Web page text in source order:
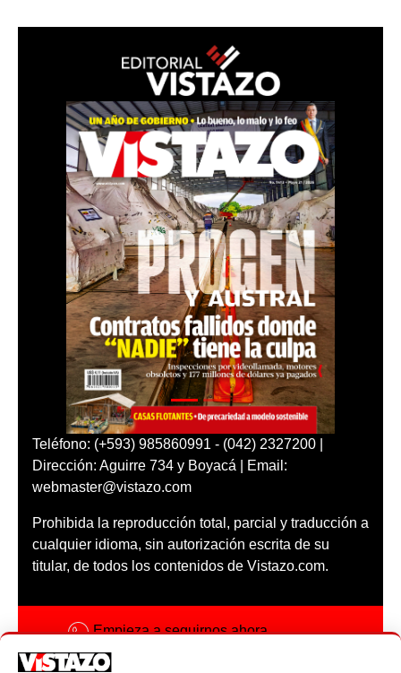
Teléfono: (+593) 985860991 - (042) 2327200 |
Dirección: Aguirre 734 y Boyacá | Email:
webmaster@vistazo.com
Prohibida la reproducción total, parcial y traducción a
cualquier idioma, sin autorización escrita de su
titular, de todos los contenidos de Vistazo.com.
Empieza a seguirnos ahora